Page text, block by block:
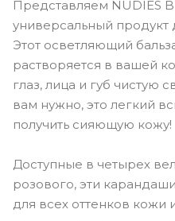
Представляем NUDIES
универсальный продукт
Этот осветляющий
растворяется в вашей
глаз, лица и губ чистую
вам нужно, это легкий
получить сияющую кожу!
Доступные в четырех
розового, эти
для всех оттенков кожи